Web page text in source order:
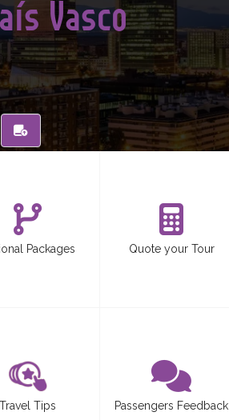
Vasco
Packages Quote your Tour
Travel Tips Passengers Feedback